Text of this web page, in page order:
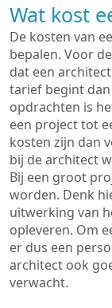
Wat kost
De kosten van
bepalen. Voor
dat een
tarief begint dan
opdrachten is
een project tot
kosten zijn dan
bij de architect
Bij een groot
worden. Denk
uitwerking van
opleveren. Om
er dus een
architect ook
verwacht.